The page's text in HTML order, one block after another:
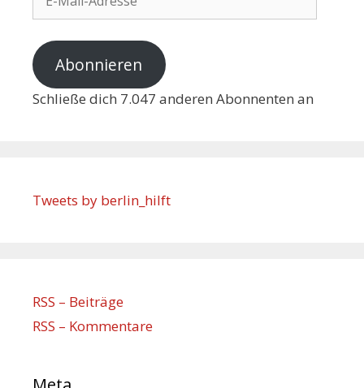
Abonnieren
Schließe dich 7.047 anderen Abonnenten an
Tweets by berlin_hilft
RSS – Beiträge
RSS – Kommentare